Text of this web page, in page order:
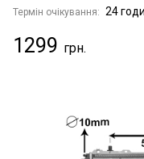
Термін очікування: 24
1299